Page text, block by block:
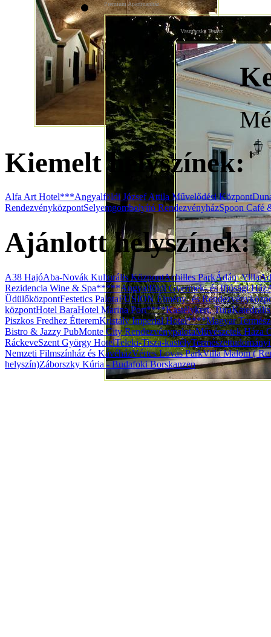
Premium Apartmanház
Vasmacska Terasz
Kiemelt helyszínek:
Alfa Art Hotel***Angyalföldi József Attila Művelődési Központ
RendezvényközpontSelyemgombolyító RendezvényházSpoon Café
Ajánlott helyszínek:
A38 HajóAba-Novák Kulturális KözpontAchilles ParkÁdám Villa
Rezidencia Wine & Spa*****Angyalföldi Gyermek- és Ifjúsági Ház
ÜdülőközpontFestetics PalotaFUSION Élmény- és
központHotel BaraHotel Marina Port****Kastélykert, Tura
Piszkos Fredhez ÉtteremKristály Imperial Hotel****Magyar
Bistro & Jazzy PubMonte City RendezvénypalotaMűvészetek Háza
RáckeveSzent György HotelTeleki-Tisza-kastély
Nemzeti Filmszínház és KávéházVértes Lovas ParkVilla Malom (
helyszín)Záborszky Kúria - Budafoki Borskanzen